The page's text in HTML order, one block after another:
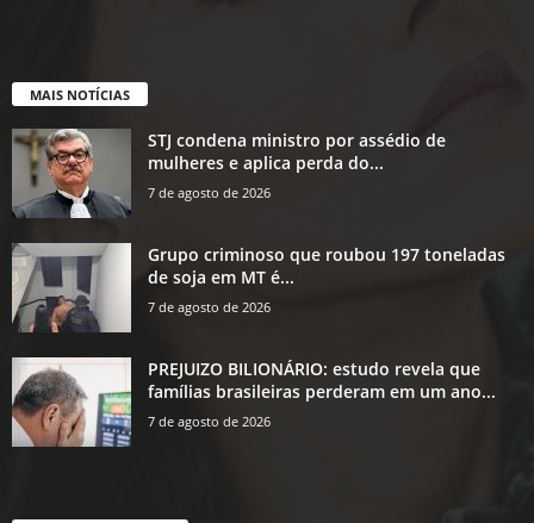
MAIS NOTÍCIAS
STJ condena ministro por assédio de
mulheres e aplica perda do...
7 de agosto de 2026
Grupo criminoso que roubou 197 toneladas
de soja em MT é...
7 de agosto de 2026
PREJUIZO BILIONÁRIO: estudo revela que
famílias brasileiras perderam em um ano...
7 de agosto de 2026